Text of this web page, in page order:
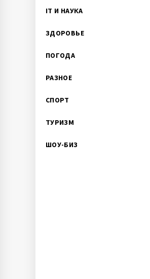
IT И НАУКА
ЗДОРОВЬЕ
ПОГОДА
РАЗНОЕ
СПОРТ
ТУРИЗМ
ШОУ-БИЗ